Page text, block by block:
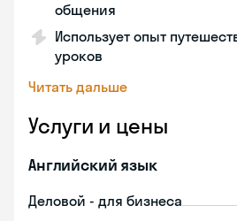
общения
Использует опыт
уроков
Читать дальше
Услуги и цены
Английский язык
Деловой - для бизнеса